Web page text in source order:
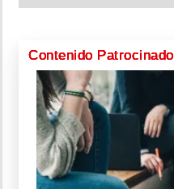
Contenido Patrocinado